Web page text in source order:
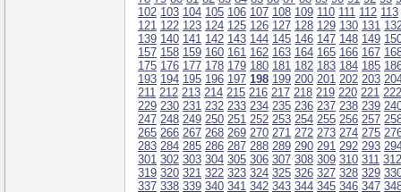
102 103 104 105 106 107 108 109 110 111 112 113
121 122 123 124 125 126 127 128 129 130 131
139 140 141 142 143 144 145 146 147 148 149
157 158 159 160 161 162 163 164 165 166 167
175 176 177 178 179 180 181 182 183 184 185
193 194 195 196 197 198 199 200 201 202 203
211 212 213 214 215 216 217 218 219 220 221 222
229 230 231 232 233 234 235 236 237 238 239
247 248 249 250 251 252 253 254 255 256 257
265 266 267 268 269 270 271 272 273 274 275
283 284 285 286 287 288 289 290 291 292 293
301 302 303 304 305 306 307 308 309 310 311 312
319 320 321 322 323 324 325 326 327 328 329
337 338 339 340 341 342 343 344 345 346 347